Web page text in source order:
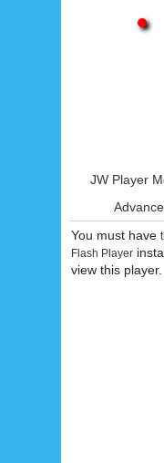
JW Player
You must have
Flash Player
view this player.